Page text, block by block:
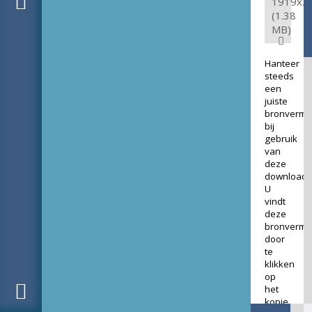
(1.38
MB)
Hanteer
steeds
een
juiste
bij
gebruik
van
deze
download.
U
vindt
deze
door
te
klikken
op
het
kopje